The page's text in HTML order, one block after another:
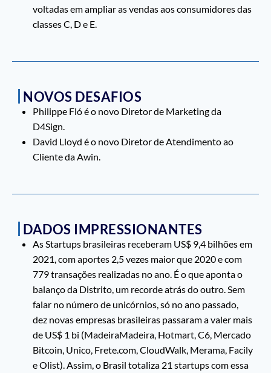
voltadas em ampliar as vendas aos consumidores das
classes C, D e E.
NOVOS DESAFIOS
Philippe Fló é o novo Diretor de Marketing da
D4Sign.
David Lloyd é o novo Diretor de Atendimento ao
Cliente da Awin.
DADOS IMPRESSIONANTES
As Startups brasileiras receberam US$ 9,4 bilhões em
2021, com aportes 2,5 vezes maior que 2020 e com
779 transações realizadas no ano. É o que aponta o
balanço da Distrito, um recorde atrás do outro. Sem
falar no número de unicórnios, só no ano passado,
dez novas empresas brasileiras passaram a valer mais
de US$ 1 bi (MadeiraMadeira, Hotmart, C6, Mercado
Bitcoin, Unico, Frete.com, CloudWalk, Merama, Facily
e Olist). Assim, o Brasil totaliza 21 startups com essa